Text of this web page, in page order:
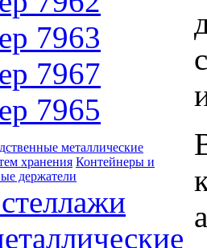
7963
7967
7965
металлические
хранения Контейнеры и
держатели